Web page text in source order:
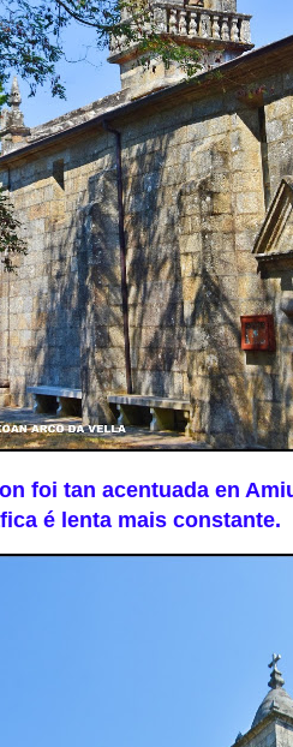
foi tan acentuada en
é lenta mais constante.